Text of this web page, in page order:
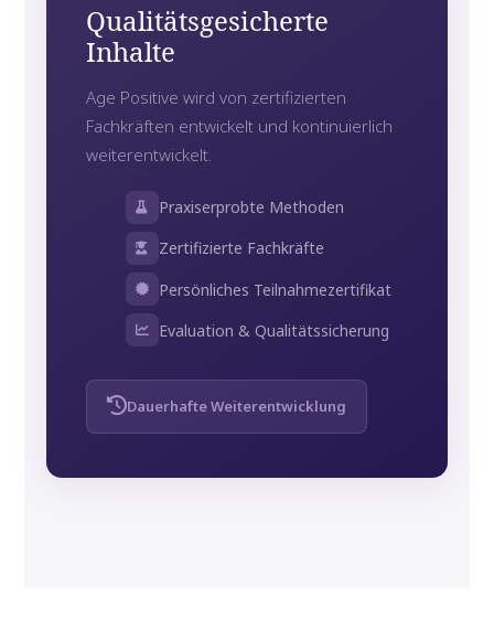
Qualitätsgesicherte
Inhalte
Age Positive wird von zertifizierten
Fachkräften entwickelt und kontinuierlich
weiterentwickelt.
Praxiserprobte Methoden
Zertifizierte Fachkräfte
Persönliches Teilnahmezertifikat
Evaluation & Qualitätssicherung
Dauerhafte Weiterentwicklung